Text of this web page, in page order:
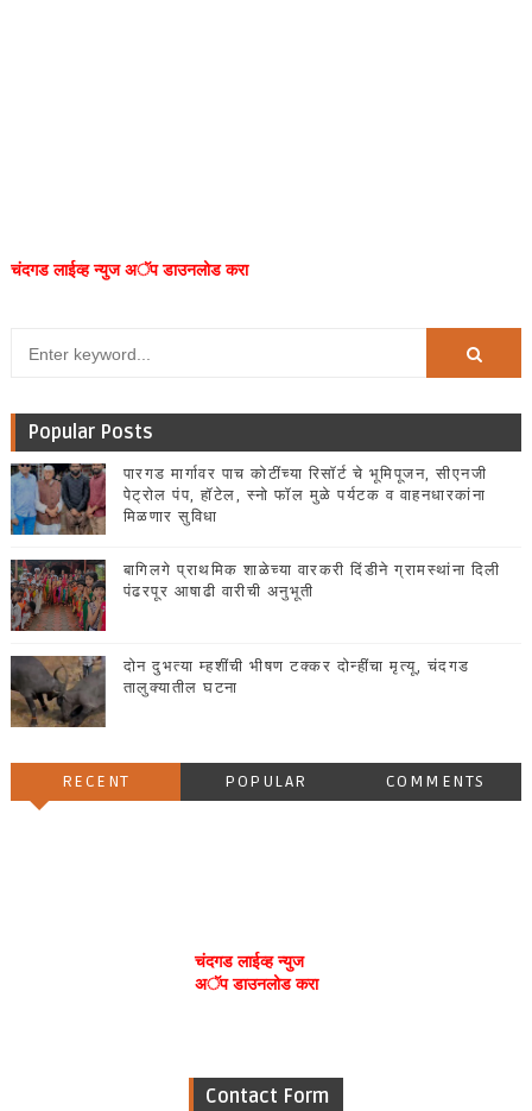
चंदगड लाईव्ह न्युज अॅप डाउनलोड करा
Popular Posts
पारगड मार्गावर पाच कोटींच्या रिसॉर्ट चे भूमिपूजन, सीएनजी
पेट्रोल पंप, हॉटेल, स्नो फॉल मुळे पर्यटक व वाहनधारकांना
मिळणार सुविधा
बागिलगे प्राथमिक शाळेच्या वारकरी दिंडीने ग्रामस्थांना दिली
पंढरपूर आषाढी वारीची अनुभूती
दोन दुभत्या म्हशींची भीषण टक्कर दोन्हींचा मृत्यू, चंदगड
तालुक्यातील घटना
RECENT POPULAR COMMENTS
चंदगड लाईव्ह न्युज
अॅप डाउनलोड करा
Contact Form